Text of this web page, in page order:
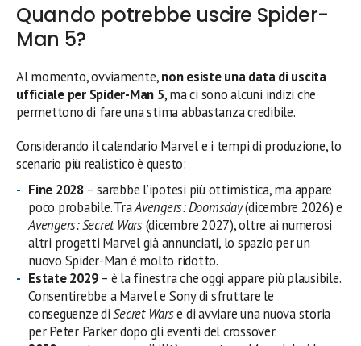
Quando potrebbe uscire Spider-
Man 5?
Al momento, ovviamente,non esiste una data di uscita
ufficiale per Spider-Man 5, ma ci sono alcuni indizi che
permettono di fare una stima abbastanza credibile.
Considerando il calendario Marvel e i tempi di produzione, lo
scenario più realistico è questo:
Fine 2028– sarebbe l’ipotesi più ottimistica, ma appare
poco probabile. TraAvengers: Doomsday(dicembre 2026) e
Avengers: Secret Wars(dicembre 2027), oltre ai numerosi
altri progetti Marvel già annunciati, lo spazio per un
nuovo Spider-Man è molto ridotto.
Estate 2029– è la finestra che oggi appare più plausibile.
Consentirebbe a Marvel e Sony di sfruttare le
conseguenze diSecret Warse di avviare una nuova storia
per Peter Parker dopo gli eventi del crossover.